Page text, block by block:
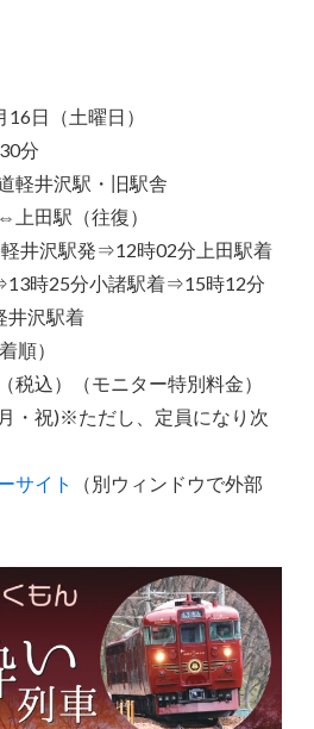
日（土曜日）
分
軽井沢駅・旧駅舎
田駅（往復）
井沢駅発⇒12時02分上田駅着
時25分小諸駅着⇒15時12分
井沢駅着
順）
込）（モニター特別料金）
・祝)※ただし、定員になり次
サイト
（別ウィンドウで外部